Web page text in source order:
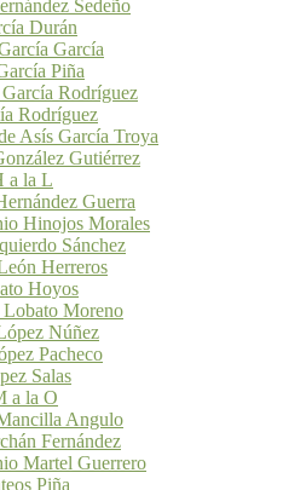
Sedeño
Durán
García
Piña
Rodríguez
Rodríguez
Asís García Troya
Gutiérrez
a la L
Guerra
Hinojos Morales
Sánchez
Herreros
Hoyos
Lobato Moreno
Núñez
Pacheco
Salas
a la O
Angulo
Fernández
Martel Guerrero
Piña